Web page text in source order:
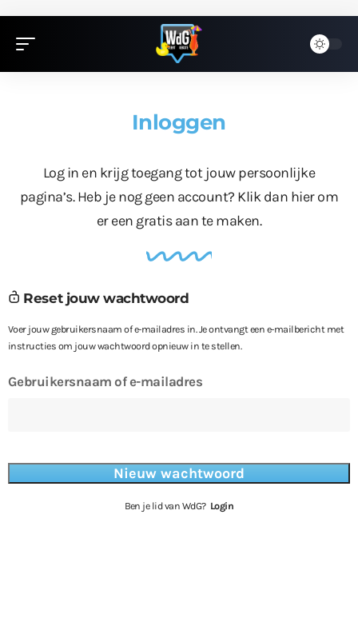
Inloggen
Log in en krijg toegang tot jouw persoonlijke
pagina’s. Heb je nog geen account? Klik dan hierom
er een gratis aan te maken.
Reset jouw wachtwoord
Voer jouw gebruikersnaam of e-mailadres in. Je ontvangt een e-mailbericht met
instructies om jouw wachtwoord opnieuw in te stellen.
Gebruikersnaam of e-mailadres
Ben je lid van WdG? Login